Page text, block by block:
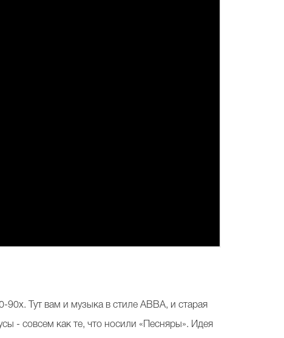
Тут вам и музыка в стиле ABBA, и старая
- совсем как те, что носили «Песняры». Идея